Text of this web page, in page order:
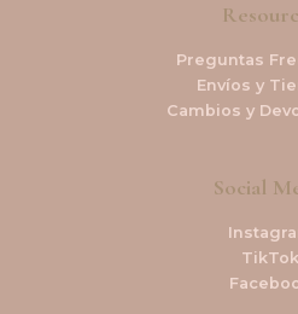
Preguntas
Envíos y
Cambios y
Social
TikTok